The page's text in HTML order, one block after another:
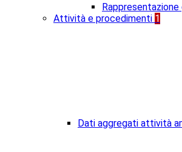
Attività e procedimenti 1
Dati aggregati attività